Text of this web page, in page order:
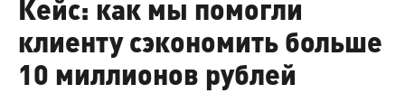
Контакты
Кейс: как мы помогли
клиенту сэкономить больше
10 миллионов рублей